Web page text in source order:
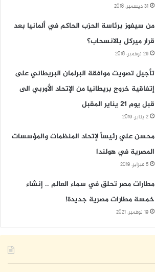
31 ديسمبر، 2018
من سيفوز برئاسة الحزب الحاكم في ألمانيا بعد
قرار ميركل بالانسحاب؟
26 نوفمبر، 2018
تأجيل تصويت موافقة البرلمان البريطاني على
إتفاقية خروج بريطانيا من الإتحاد الأوربي الى
قبل يوم 21 يناير المقبل
2 يناير، 2019
محسن علي رئيساً لإتحاد المنظمات والمؤسسات
المصرية في هولندا
5 فبراير، 2019
مطارات مصر تحلق في سماء العالم .. إنشاء
خمسة مطارات مصرية جديدة!
19 نوفمبر، 2021